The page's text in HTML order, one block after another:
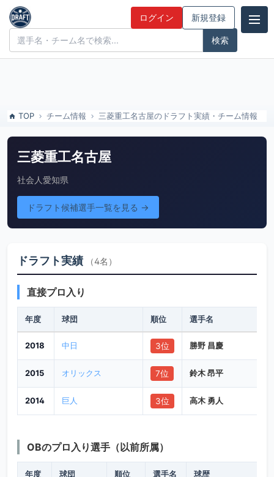
三菱重工名古屋のドラフト実績・チーム情報 | ドラフト候補とみんなの
評価
ドラフト候補とみんなの評価 ログイン 新規登録
TOP チーム情報 三菱重工名古屋のドラフト実績・チーム情報
三菱重工名古屋
社会人愛知県
ドラフト候補選手一覧を見る →
ドラフト実績 （4名）
直接プロ入り
年度 球団 順位 選手名
2018 中日 3位 勝野 昌慶
2015 オリックス 7位 鈴木 昂平
2014 巨人 3位 高木 勇人
OBのプロ入り選手（以前所属）
年度 球団 順位 選手名 球歴